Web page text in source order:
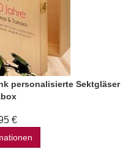
personalisierte Sektgläser
€